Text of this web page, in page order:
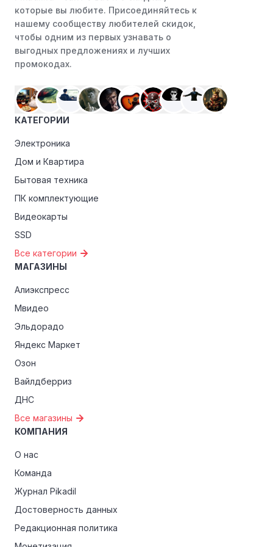
которые вы любите. Присоединяйтесь к
нашему сообществу любителей скидок,
чтобы одним из первых узнавать о
выгодных предложениях и лучших
промокодах.
КАТЕГОРИИ
Электроника
Дом и Квартира
Бытовая техника
ПК комплектующие
Видеокарты
SSD
Все категории
МАГАЗИНЫ
Алиэкспресс
Мвидео
Эльдорадо
Яндекс Маркет
Озон
Вайлдберриз
ДНС
Все магазины
КОМПАНИЯ
О нас
Команда
Журнал Pikadil
Достоверность данных
Редакционная политика